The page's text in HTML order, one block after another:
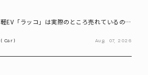
軽EV「ラッコ」は実際のところ売れているの
Car Aug. 07, 2026